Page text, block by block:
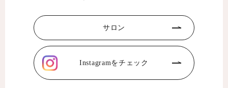
サロン
Instagramをチェック